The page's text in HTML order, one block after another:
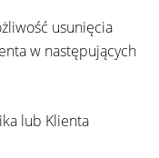
usunięcia
w następujących
lub Klienta